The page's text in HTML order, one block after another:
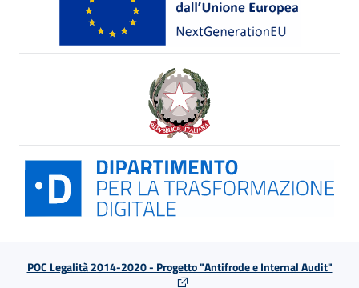
POC Legalità 2014-2020 - Progetto "Antifrode e Internal Audit"